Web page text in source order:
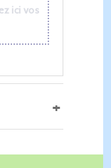
ici vos